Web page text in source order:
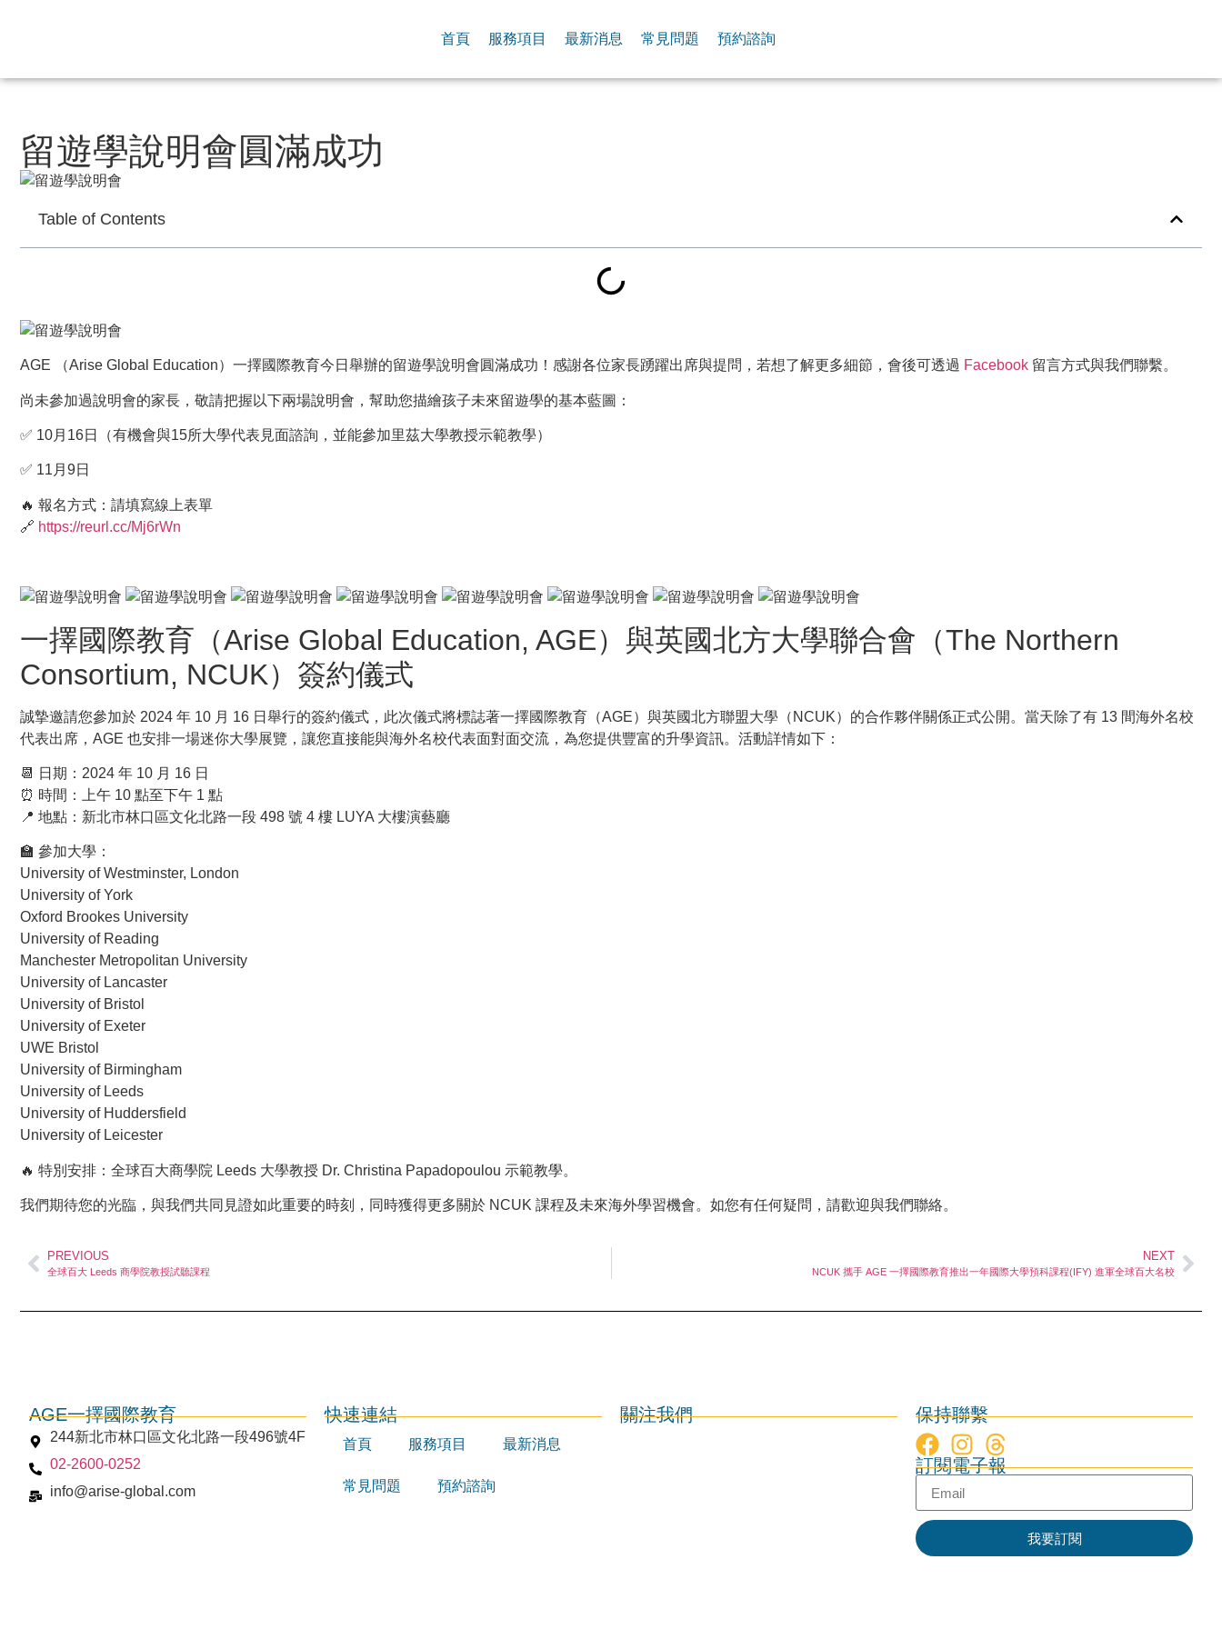
首頁 服務項目 最新消息 常見問題 預約諮詢
留遊學說明會圓滿成功
Table of Contents
AGE （Arise Global Education）一擇國際教育今日舉辦的留遊學說明會圓滿成功！感謝各位家長踴躍出席與提問，若想了解更多細節，會後可透過 Facebook 留言方式與我們聯繫。
尚未參加過說明會的家長，敬請把握以下兩場說明會，幫助您描繪孩子未來留遊學的基本藍圖：
✅ 10月16日（有機會與15所大學代表見面諮詢，並能參加里茲大學教授示範教學）
✅ 11月9日
🔥 報名方式：請填寫線上表單
🔗 https://reurl.cc/Mj6rWn
一擇國際教育（Arise Global Education, AGE）與英國北方大學聯合會（The Northern
Consortium, NCUK）簽約儀式
誠摯邀請您參加於 2024 年 10 月 16 日舉行的簽約儀式，此次儀式將標誌著一擇國際教育（AGE）與英國北方聯盟大學（NCUK）的合作夥伴關係正式公開。當天除了有 13 間海外名校
代表出席，AGE 也安排一場迷你大學展覽，讓您直接能與海外名校代表面對面交流，為您提供豐富的升學資訊。活動詳情如下：
📆 日期：2024 年 10 月 16 日
⏰ 時間：上午 10 點至下午 1 點
📍 地點：新北市林口區文化北路一段 498 號 4 樓 LUYA 大樓演藝廳
🏫 參加大學：
University of Westminster, London
University of York
Oxford Brookes University
University of Reading
Manchester Metropolitan University
University of Lancaster
University of Bristol
University of Exeter
UWE Bristol
University of Birmingham
University of Leeds
University of Huddersfield
University of Leicester
🔥 特別安排：全球百大商學院 Leeds 大學教授 Dr. Christina Papadopoulou 示範教學。
我們期待您的光臨，與我們共同見證如此重要的時刻，同時獲得更多關於 NCUK 課程及未來海外學習機會。如您有任何疑問，請歡迎與我們聯絡。
PREVIOUS
全球百大 Leeds 商學院教授試聽課程
NEXT
NCUK 攜手 AGE 一擇國際教育推出一年國際大學預科課程(IFY) 進軍全球百大名校
AGE一擇國際教育
244新北市林口區文化北路一段496號4F
02-2600-0252
info@arise-global.com
快速連結
首頁 服務項目 最新消息
常見問題 預約諮詢
關注我們 保持聯繫
訂閱電子報
我要訂閱